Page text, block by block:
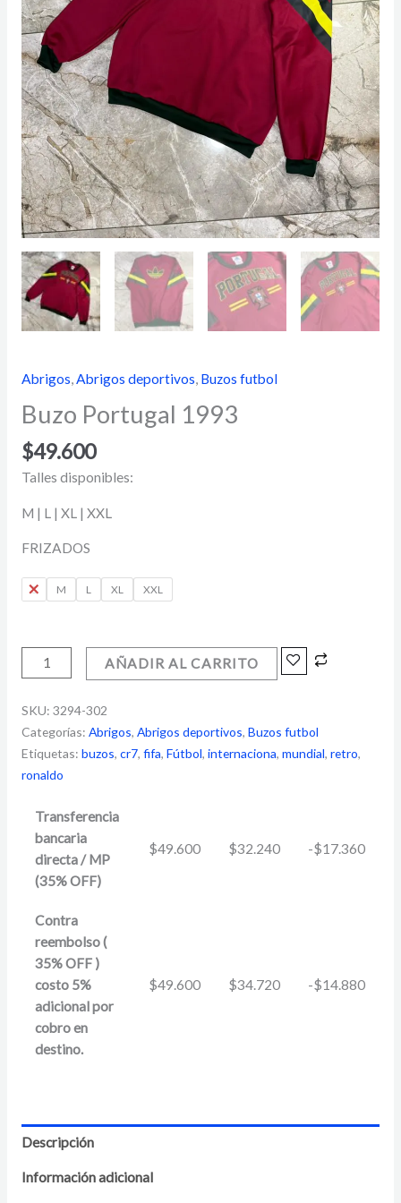
Abrigos,Abrigos deportivos, Buzos futbol
Buzo Portugal 1993
$49.600
Talles disponibles:
M | L | XL | XXL
FRIZADOS
S M L XL XXL
AÑADIR AL CARRITO
SKU: 3294-302
Categorías: Abrigos, Abrigos deportivos, Buzos futbol
Etiquetas: buzos, cr7, fifa, Fútbol, internaciona, mundial, retro,
ronaldo
Transferencia
bancaria
directa / MP
(35% OFF)
$49.600 $32.240 -$17.360
Contra
reembolso (
35% OFF )
costo 5%
adicional por
cobro en
destino.
$49.600 $34.720 -$14.880
Descripción
Información adicional